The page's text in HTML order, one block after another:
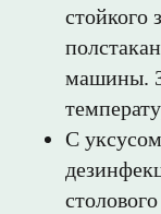
стойкого
машины.
С